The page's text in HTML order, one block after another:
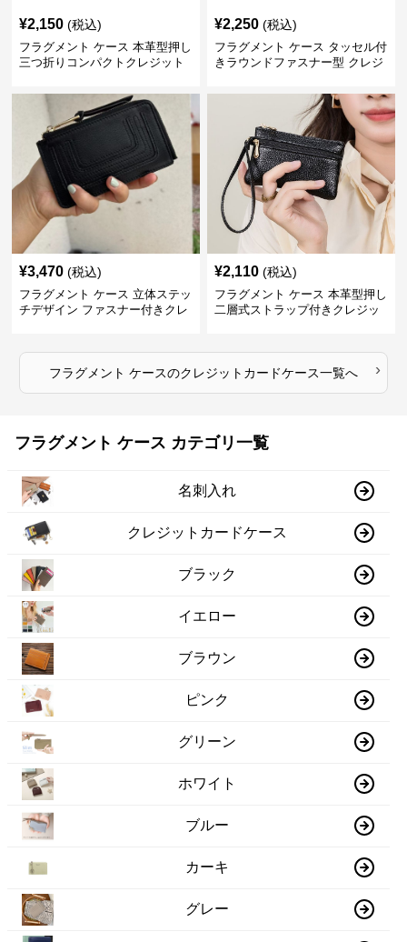
¥2,150 (税込)
フラグメント ケース 本革型押し
三つ折りコンパクトクレジット
¥2,250 (税込)
フラグメント ケース タッセル付
きラウンドファスナー型 クレジ
¥3,470 (税込)
フラグメント ケース 立体ステッ
チデザイン ファスナー付きクレ
¥2,110 (税込)
フラグメント ケース 本革型押し
二層式ストラップ付きクレジッ
フラグメント ケースのクレジットカードケース一覧へ ›
フラグメント ケース カテゴリ一覧
名刺入れ
クレジットカードケース
ブラック
イエロー
ブラウン
ピンク
グリーン
ホワイト
ブルー
カーキ
グレー